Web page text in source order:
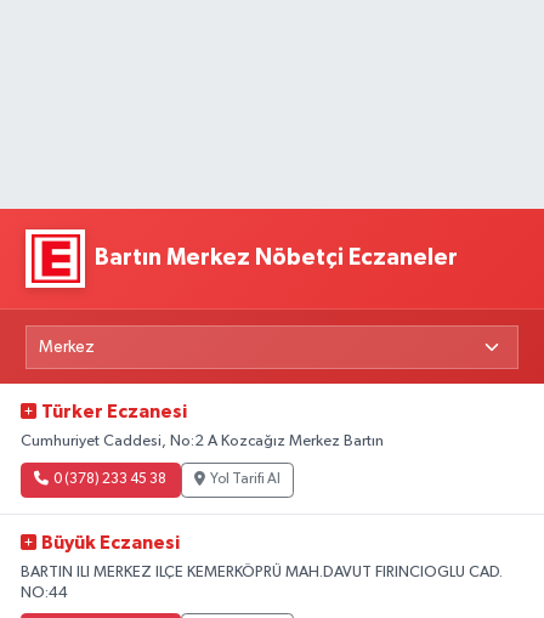
Bartın Merkez Nöbetçi Eczaneler
Türker Eczanesi
Cumhuriyet Caddesi, No:2 A Kozcağız Merkez Bartın
0 (378) 233 45 38 Yol Tarifi Al
Büyük Eczanesi
BARTIN ILI MERKEZ ILÇE KEMERKÖPRÜ MAH.DAVUT FIRINCIOGLU CAD.
NO:44